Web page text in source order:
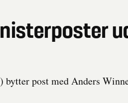
bytter post med Anders